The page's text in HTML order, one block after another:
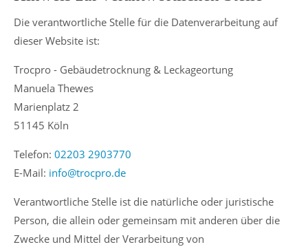
Die verantwortliche Stelle für die Datenverarbeitung auf
dieser Website ist:
Trocpro - Gebäudetrocknung & Leckageortung
Manuela Thewes
Marienplatz 2
51145 Köln
Telefon: 02203 2903770
E-Mail: info@trocpro.de
Verantwortliche Stelle ist die natürliche oder juristische
Person, die allein oder gemeinsam mit anderen über die
Zwecke und Mittel der Verarbeitung von